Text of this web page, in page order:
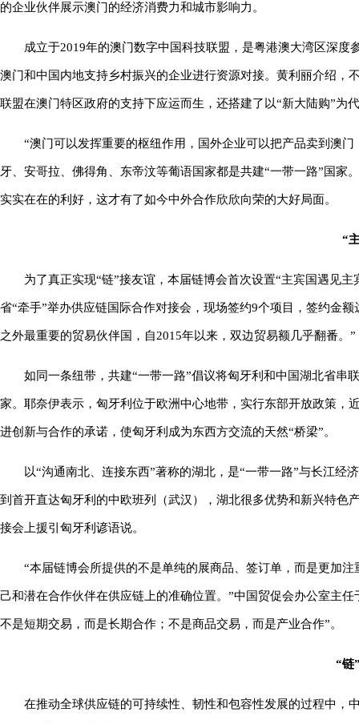
的企业伙伴展示澳门的经济消费力和城市影响力。
成立于2019年的澳门数字中国科技联盟，是粤港澳大湾区深
澳门和中国内地支持乡村振兴的企业进行资源对接。黄利丽介绍
联盟在澳门特区政府的支持下应运而生，还搭建了以“新大陆购”为
“澳门可以发挥重要的枢纽作用，国外企业可以把产品卖到澳
牙、安哥拉、佛得角、东帝汶等葡语国家都是共建“一带一路”国
实实在在的利好，这才有了如今中外合作欣欣向荣的大好局面。
“
为了真正实现“链”接友谊，本届链博会首次设置“主宾国遇见
省“牵手”举办供应链国际合作对接会，现场签约9个项目，签约金
之外最重要的贸易伙伴国，自2015年以来，双边贸易额几乎翻番。”
如同一条纽带，共建“一带一路”倡议将匈牙利和中国湖北省串
家。耶奈伊表示，匈牙利位于欧洲中心地带，实行东部开放政策，
进创新与合作的承诺，使匈牙利成为东西方交流的天然“桥梁”。
以“沟通南北、连接东西”著称的湖北，是“一带一路”与长江
到首开直达匈牙利的中欧班列（武汉），湖北很多优势和新兴特色
接会上援引匈牙利谚语说。
“本届链博会所提供的不是单纯的展商品、签订单，而是更加
己和潜在合作伙伴在供应链上的准确位置。”中国贸促会办公室主
不是短期交易，而是长期合作；不是商品交易，而是产业合作”。
“链
在推动全球供应链的可持续性、韧性和包容性发展的过程中，